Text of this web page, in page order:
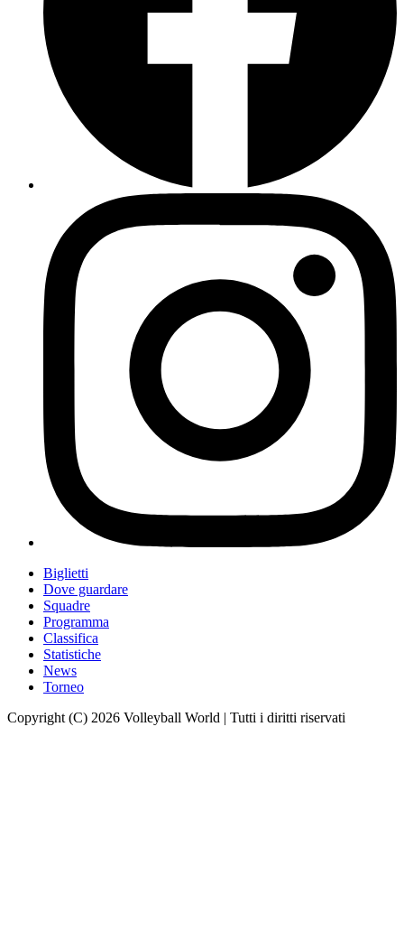
Biglietti
Dove guardare
Squadre
Programma
Classifica
Statistiche
News
Torneo
Copyright (C) 2026 Volleyball World | Tutti i diritti riservati